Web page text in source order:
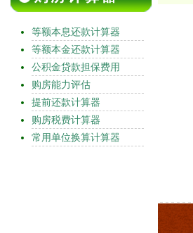
等额本息还款计算器
等额本金还款计算器
公积金贷款担保费用
购房能力评估
提前还款计算器
购房税费计算器
常用单位换算计算器